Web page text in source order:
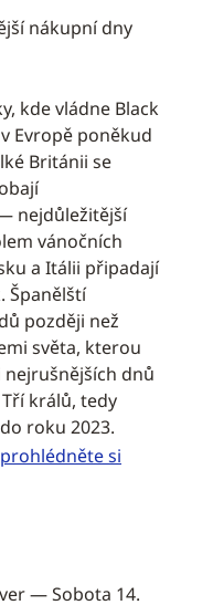
nákupní dny
kde vládne Black
Evropě poněkud
Británii se
nejdůležitější
vánočních
a Itálii připadají
Španělští
později než
světa, kterou
dnů
králů, tedy
roku 2023.
si
— Sobota 14.